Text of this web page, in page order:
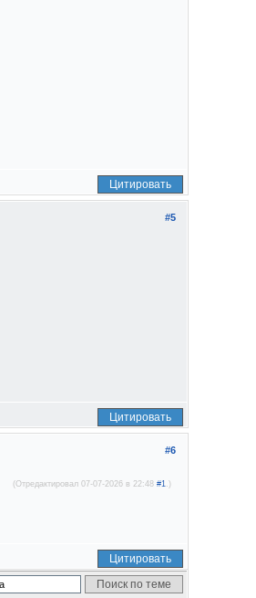
Цитировать
#5
Цитировать
#6
(Отредактировал 07-07-2026 в 22:48 #1.)
Цитировать